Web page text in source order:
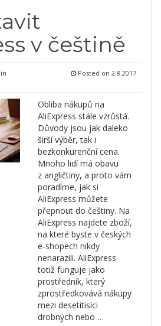
v češtině
Posted on 2.8.2017
Obliba nákupů na
AliExpress stále vzrůstá.
Důvody jsou jak daleko
širší výběr, tak i
bezkonkurenční cena.
Mnoho lidí má obavu
z angličtiny, a proto vám
poradíme, jak si
AliExpress můžete
přepnout do češtiny. Na
AliExpress najdete zboží,
na které byste v českých
e-shopech nikdy
nenarazili. AliExpress
totiž funguje jako
prostředník, který
zprostředkovává nákupy
mezi desetitisíci
drobných nebo …